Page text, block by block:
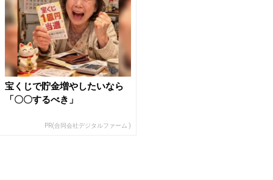
宝くじで貯金増やしたいなら
「〇〇するべき」
PR(合同会社デジタルファーム )